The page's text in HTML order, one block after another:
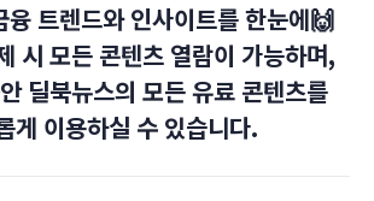
융 트렌드와 인사이트를 한눈에🙌
시 모든 콘텐츠 열람이 가능하며,
딜북뉴스의 모든 유료 콘텐츠를
게 이용하실 수 있습니다.